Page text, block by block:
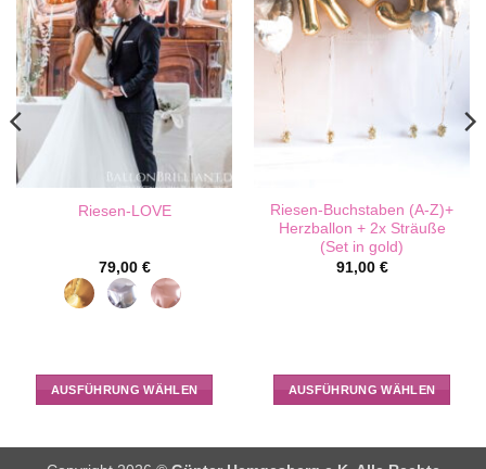
Riesen-LOVE
79,00 €
AUSFÜHRUNG WÄHLEN
weist
Riesen-Buchstaben (A-Z)+
Herzballon + 2x Sträuße
(Set in gold)
91,00 €
AUSFÜHRUNG WÄHLEN
weist